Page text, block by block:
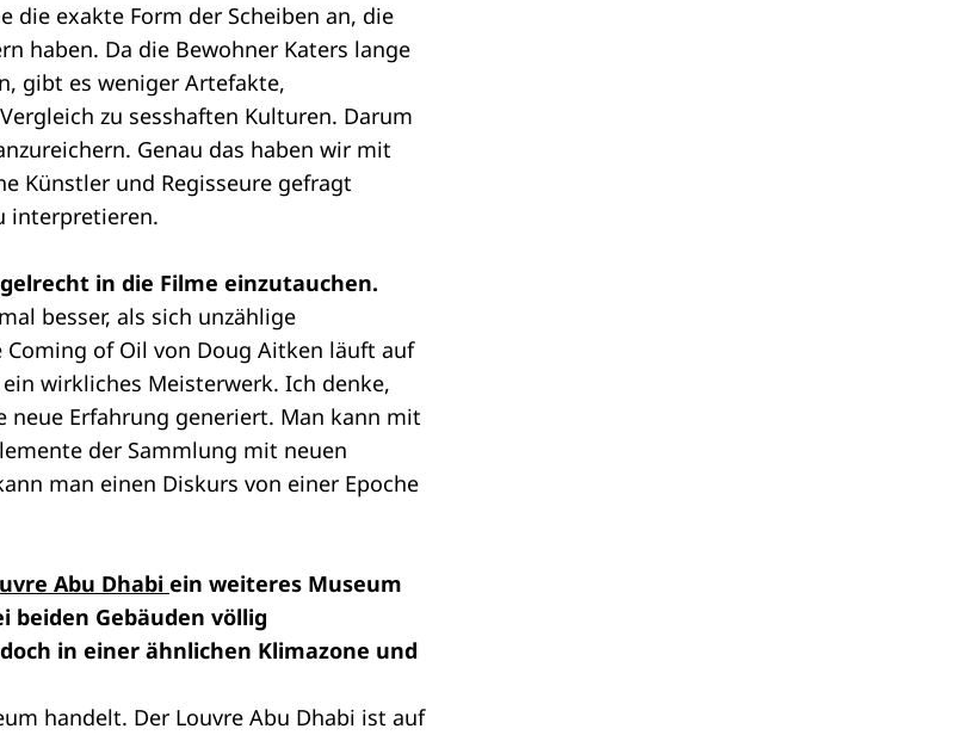
die exakte Form der Scheiben an, die
haben. Da die Bewohner Katers lange
gibt es weniger Artefakte,
zu sesshaften Kulturen. Darum
Genau das haben wir mit
Künstler und Regisseure gefragt
interpretieren.
in die Filme einzutauchen.
besser, als sich unzählige
Coming of Oil von Doug Aitken läuft auf
wirkliches Meisterwerk. Ich denke,
neue Erfahrung generiert. Man kann mit
der Sammlung mit neuen
man einen Diskurs von einer Epoche
Abu Dhabi ein weiteres Museum
beiden Gebäuden völlig
in einer ähnlichen Klimazone und
handelt. Der Louvre Abu Dhabi ist auf